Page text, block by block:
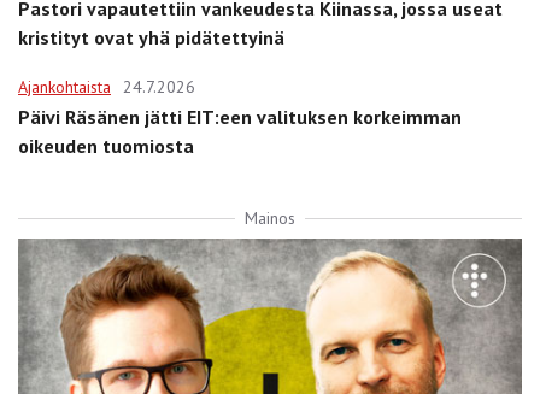
Pastori vapautettiin vankeudesta Kiinassa, jossa useat
kristityt ovat yhä pidätettyinä
Ajankohtaista 24.7.2026
Päivi Räsänen jätti EIT:een valituksen korkeimman
oikeuden tuomiosta
Mainos